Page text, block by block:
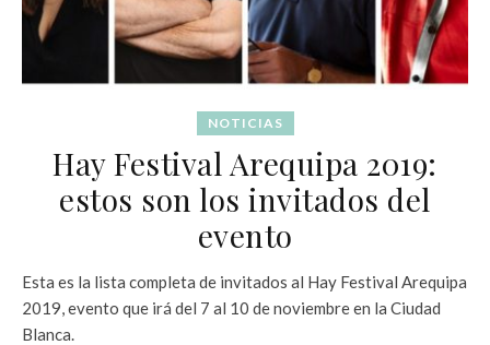
NOTICIAS
Hay Festival Arequipa 2019:
estos son los invitados del
evento
Esta es la lista completa de invitados al Hay Festival Arequipa
2019, evento que irá del 7 al 10 de noviembre en la Ciudad
Blanca.